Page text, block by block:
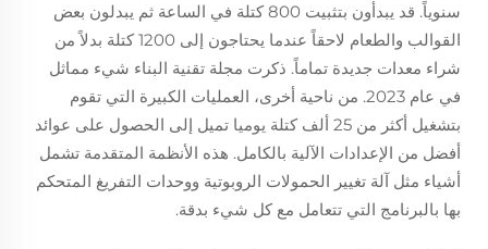
سنوياً. قد يبدأون بتثبيت 800 كتلة في الساعة ثم يبدلون بعض
القوالب والطعام لاحقاً عندما يحتاجون إلى 1200 كتلة بدلاً من
شراء معدات جديدة تماماً. ذكرت مجلة تقنية البناء شيء مماثل
في عام 2023. من ناحية أخرى، العمليات الكبيرة التي تقوم
بتشغيل أكثر من 25 ألف كتلة يوميا تميل إلى الحصول على عوائد
أفضل من الإعدادات الآلية بالكامل. هذه الأنظمة المتقدمة تشمل
أشياء مثل آلة تغيير الحمولات الروبوتية ووحدات التفريغ المتحكم
بها بالبرنامج التي تتعامل مع كل شيء بدقة.